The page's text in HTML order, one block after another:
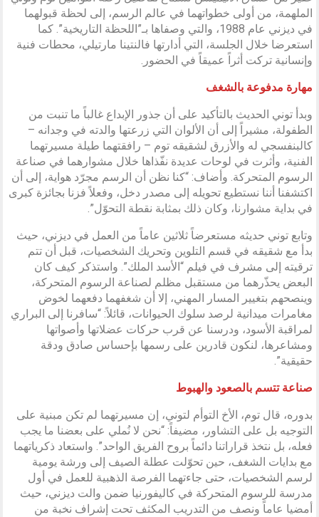
الملهمة، من أولى خطواتهما في عالم الرسم، إلى لحظة قبولهما
في ديزني عام 1988، والتي وصفاها بـ”اللحظة التاريخية”. كما
استعرضا خلال الجلسة، التي أدارتها فالنتينا مارتيلي، محطات فنية
وإنسانية تركت أثراً عميقاً في الحضور.
مهارة مدفوعة بالشغف
وبدأ توني الحديث بالتأكيد على أن جذور الإبداع غالباً ما تنبت من
الطفولة، مشيراً إلى أن الألوان التي زرعتها والدته في وجدانه –
كالبنفسجي له والأزرق لشقيقه توم – رافقتهما طيلة مسيرتهما
الفنية، وأثرت في لوحات عديدة نفّذاها خلال مشوارهما في صناعة
الرسوم المتحركة. وأضاف: “كنا نظن أن الرسم مجرّد هواية، إلى أن
اكتشفنا أننا نستطيع تحويله إلى مصدر دخل، وفعلاً فزنا بجائزة كبرى
في بداية مشوارنا، وكان ذلك بمثابة نقطة التحوّل”.
وتابع توني حديثه مستعرضاً ثلاثين عاماً من العمل في ديزني، حيث
بدأ مع شقيقه في قسم التلوين وتحريك الشخصيات، قبل أن تتم
ترقيته إلى مشرف في فيلم “الأسد الملك”. واستذكر كيف كان
البعض يحذّرهما من مستقبل مظلم لصناعة الرسوم المتحركة،
وينصحهم بتغيير المسار المهني، إلا أن شغفهما دفعهما لخوض
مغامرات ميدانية لرصد سلوك الحيوانات، قائلاً: “سافرنا إلى البراري
لمراقبة الأسود، ودرسنا عن قرب حركات عضلاتها وأصواتها
ومشاعرها، لنكون قادرين على رسمها بإحساس صادق ودقة
حقيقية”.
صناعة تتسم بالصعود والهبوط
بدوره، قال توم، الأخ التوأم لتوني، إن مسيرتهما لم تكن مبنية على
التوجيه بل على التشاور، مضيفاً: “نحن لا نُملي على بعضنا ما يجب
فعله، بل نتخذ قراراتنا دائماً بروح الفريق الواحد”. واستعاد ذكرياتهما
مع بدايات الشغف، حين تحوّلت عطلة الصيف إلى ورشة يومية
لرسم الشخصيات، حتى جاءتهما الفرصة الذهبية للعمل في أول
مدرسة للرسوم المتحركة في كاليفورنيا ضمن والت ديزني، حيث
أمضيا عاماً ونصف من التدريب المكثف تحت إشراف نخبة من